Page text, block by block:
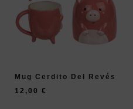
Mug Cerdito Del Revés
12,00 €